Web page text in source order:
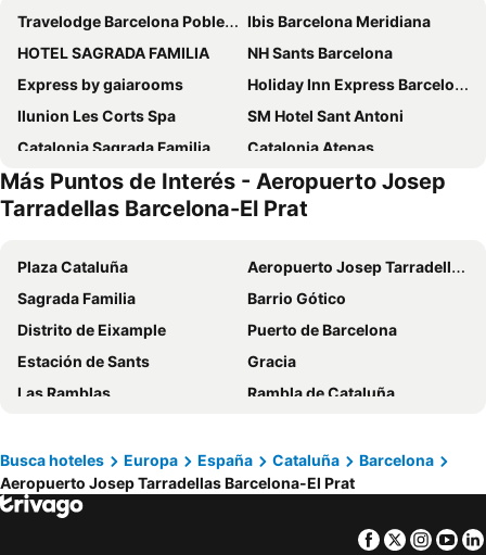
Travelodge Barcelona Poblenou
Ibis Barcelona Meridiana
HOTEL SAGRADA FAMILIA
NH Sants Barcelona
Express by gaiarooms
Holiday Inn Express Barcelona - City 22@ By Ihg
Ilunion Les Corts Spa
SM Hotel Sant Antoni
Catalonia Sagrada Familia
Catalonia Atenas
Hotel Alimara
Hotel Sant Pau
NH Collection Barcelona Constanza
Hotel SB Diagonal Zero
Barcelona Princess
Leonardo Royal Hotel Barcelona Forum
The Mo House Gotic
ibis Barcelona Plaza Glories 22
NH Barcelona Stadium
Hostal Felipe II
Ilunion Barcelona
SM Hotel Teatre Auditori
ibis Barcelona Centro (Sagrada Familia)
Four Points by Sheraton Barcelona Diagonal
Rambla Rooms
Pensión San Ramón
Exe Plaza Catalunya
Hotel Derby
Hotel Rec Barcelona - Adults Only
Más Puntos de Interés - Aeropuerto Josep
Tarradellas Barcelona-El Prat
Plaza Cataluña
Aeropuerto Josep Tarradellas Barcelona-El Prat
Sagrada Familia
Barrio Gótico
Distrito de Eixample
Puerto de Barcelona
Estación de Sants
Gracia
Las Ramblas
Rambla de Cataluña
Camp Nou
Paseo de Gracia
Barcelona Sants Metro Station
Poblenou Metro Station
Estación del Norte
Sagrada Família Metro Station
Busca hoteles Europa España Cataluña
Barcelona
Aeropuerto Josep Tarradellas Barcelona-El Prat
Facebook
Twitter